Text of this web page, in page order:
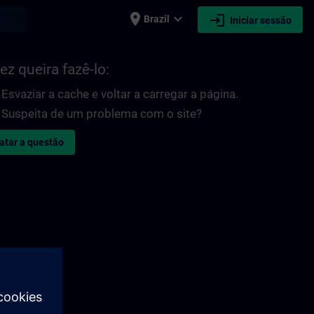
place Brazil expand_more login Iniciar sessão
queira fazê-lo:
Esvaziar a cache e voltar a carregar a página.
Suspeita de um problema com o site?
a questão